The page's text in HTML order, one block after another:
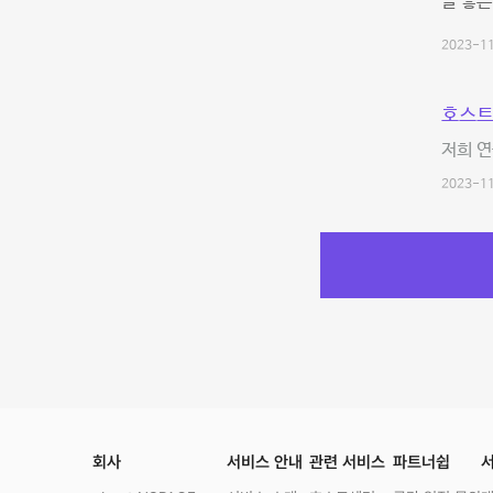
2023-
호스
저희
2023-
회사 서비스 안내 관련 서비스 파트너쉽